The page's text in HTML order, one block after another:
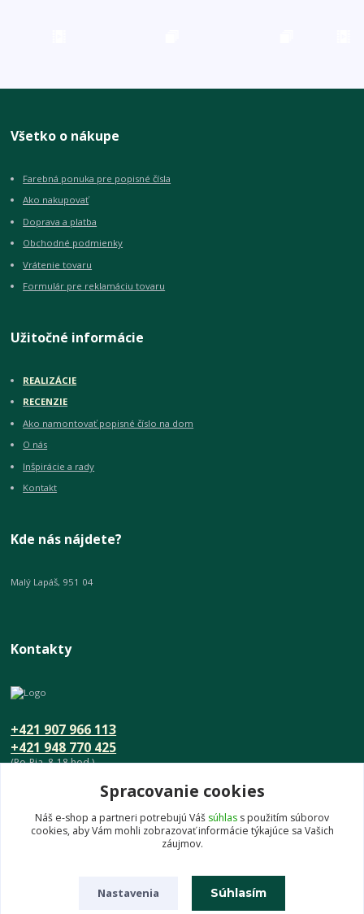
Všetko o nákupe
Farebná ponuka pre popisné čísla
Ako nakupovať
Doprava a platba
Obchodné podmienky
Vrátenie tovaru
Formulár pre reklamáciu tovaru
Užitočné informácie
REALIZÁCIE
RECENZIE
Ako namontovať popisné číslo na dom
O nás
Inšpirácie a rady
Kontakt
Kde nás nájdete?
Malý Lapáš, 951 04
Kontakty
+421 948 770 425
+421 907 966 113
(Po-Pia, 8-18 hod.)
info@umeniedomova.skSpracovanie cookies
Náš e-shop a partneri potrebujú Váš súhlas s použitím súborov
cookies, aby Vám mohli zobrazovať informácie týkajúce sa Vašich
záujmov.
Nastavenia Súhlasím